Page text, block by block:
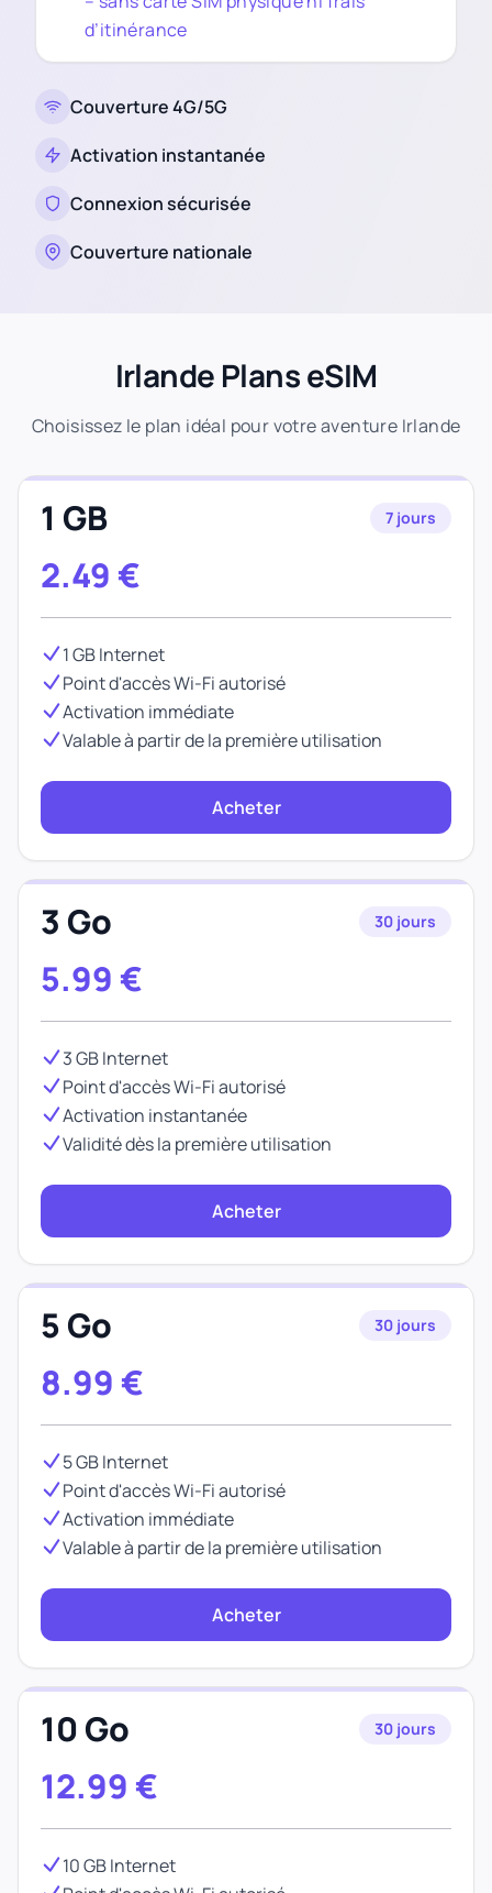
d’itinérance
Couverture 4G/5G
Activation instantanée
Connexion sécurisée
Couverture nationale
Irlande Plans eSIM
Choisissez le plan idéal pour votre aventure Irlande
1 GB 7 jours
2.49 €
1 GB Internet
Point d'accès Wi-Fi autorisé
Activation immédiate
Valable à partir de la première utilisation
Acheter
3 Go 30 jours
5.99 €
3 GB Internet
Point d'accès Wi-Fi autorisé
Activation instantanée
Validité dès la première utilisation
Acheter
5 Go 30 jours
8.99 €
5 GB Internet
Point d'accès Wi-Fi autorisé
Activation immédiate
Valable à partir de la première utilisation
Acheter
10 Go 30 jours
12.99 €
10 GB Internet